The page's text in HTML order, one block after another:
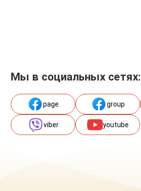
Мы в социальных сетях:
page group
viber youtube